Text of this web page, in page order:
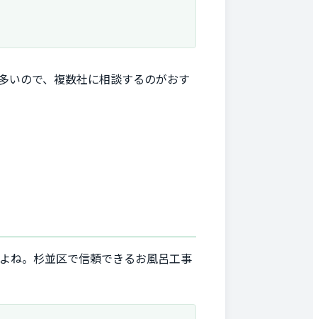
いので、複数社に相談するのがおす
ね。杉並区で信頼できるお風呂工事